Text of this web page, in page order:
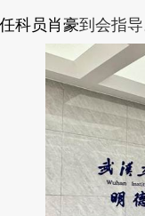
科员肖豪到会指